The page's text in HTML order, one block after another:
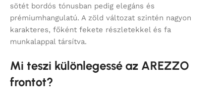
sötét bordós tónusban pedig elegáns és
prémiumhangulatú. A zöld változat szintén nagyon
karakteres, főként fekete részletekkel és fa
munkalappal társítva.
Mi teszi különlegessé az AREZZO
frontot?